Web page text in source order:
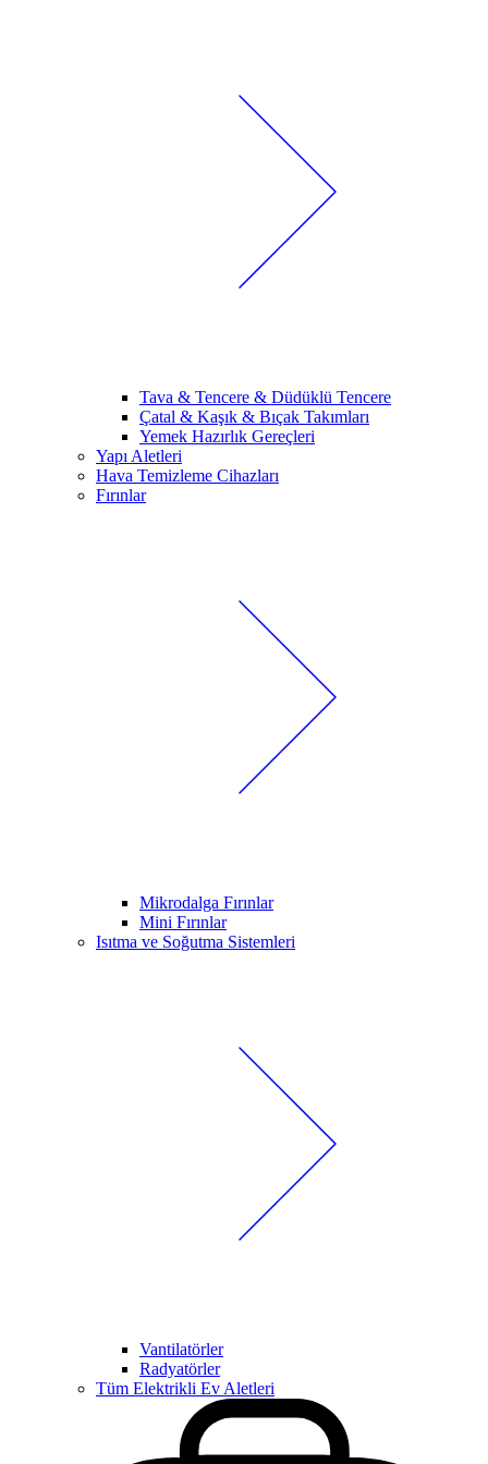
Tava & Tencere & Düdüklü Tencere
Çatal & Kaşık & Bıçak Takımları
Yemek Hazırlık Gereçleri
Yapı Aletleri
Hava Temizleme Cihazları
Fırınlar
Mikrodalga Fırınlar
Mini Fırınlar
Isıtma ve Soğutma Sistemleri
Vantilatörler
Radyatörler
Tüm Elektrikli Ev Aletleri